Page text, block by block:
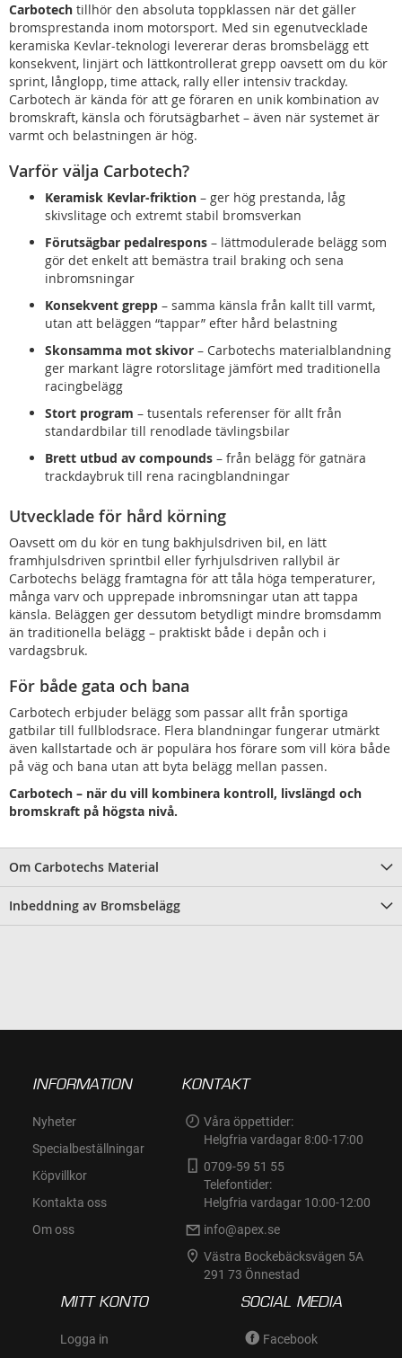
Carbotech tillhör den absoluta toppklassen när det gäller
bromsprestanda inom motorsport. Med sin egenutvecklade
keramiska Kevlar-teknologi levererar deras bromsbelägg ett
konsekvent, linjärt och lättkontrollerat grepp oavsett om du kör
sprint, långlopp, time attack, rally eller intensiv trackday.
Carbotech är kända för att ge föraren en unik kombination av
bromskraft, känsla och förutsägbarhet – även när systemet är
varmt och belastningen är hög.
Varför välja Carbotech?
Keramisk Kevlar-friktion – ger hög prestanda, låg
skivslitage och extremt stabil bromsverkan
Förutsägbar pedalrespons – lättmodulerade belägg som
gör det enkelt att bemästra trail braking och sena
inbromsningar
Konsekvent grepp – samma känsla från kallt till varmt,
utan att beläggen “tappar” efter hård belastning
Skonsamma mot skivor – Carbotechs materialblandning
ger markant lägre rotorslitage jämfört med traditionella
racingbelägg
Stort program – tusentals referenser för allt från
standardbilar till renodlade tävlingsbilar
Brett utbud av compounds – från belägg för gatnära
trackdaybruk till rena racingblandningar
Utvecklade för hård körning
Oavsett om du kör en tung bakhjulsdriven bil, en lätt
framhjulsdriven sprintbil eller fyrhjulsdriven rallybil är
Carbotechs belägg framtagna för att tåla höga temperaturer,
många varv och upprepade inbromsningar utan att tappa
känsla. Beläggen ger dessutom betydligt mindre bromsdamm
än traditionella belägg – praktiskt både i depån och i
vardagsbruk.
För både gata och bana
Carbotech erbjuder belägg som passar allt från sportiga
gatbilar till fullblodsrace. Flera blandningar fungerar utmärkt
även kallstartade och är populära hos förare som vill köra både
på väg och bana utan att byta belägg mellan passen.
Carbotech – när du vill kombinera kontroll, livslängd och
bromskraft på högsta nivå.
Om Carbotechs Material
Inbeddning av Bromsbelägg
INFORMATION
Nyheter
Specialbeställningar
Köpvillkor
Kontakta oss
Om oss
KONTAKT
Våra öppettider:
Helgfria vardagar 8:00-17:00
0709-59 51 55
Telefontider:
Helgfria vardagar 10:00-12:00
info@apex.se
Västra Bockebäcksvägen 5A
291 73 Önnestad
MITT KONTO
Logga in
SOCIAL MEDIA
Facebook